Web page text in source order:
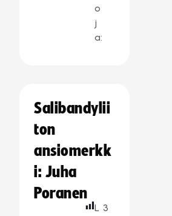
o
j
a:
Salibandylii
ton
ansiomerkk
i: Juha
Poranen
L 3